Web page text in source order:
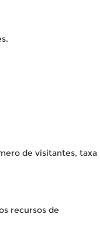
de visitantes, taxa
recursos de